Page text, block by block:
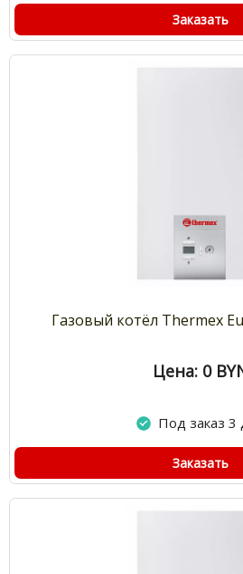
Заказать
Газовый котёл Thermex
Цена: 0
Под заказ 3
Заказать